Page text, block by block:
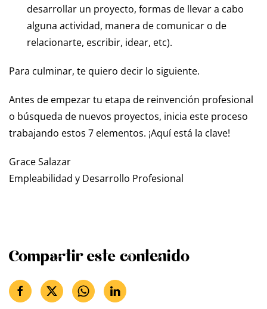
desarrollar un proyecto, formas de llevar a cabo
alguna actividad, manera de comunicar o de
relacionarte, escribir, idear, etc).
Para culminar, te quiero decir lo siguiente.
Antes de empezar tu etapa de reinvención profesional
o búsqueda de nuevos proyectos, inicia este proceso
trabajando estos 7 elementos. ¡Aquí está la clave!
Grace Salazar
Empleabilidad y Desarrollo Profesional
Compartir este contenido